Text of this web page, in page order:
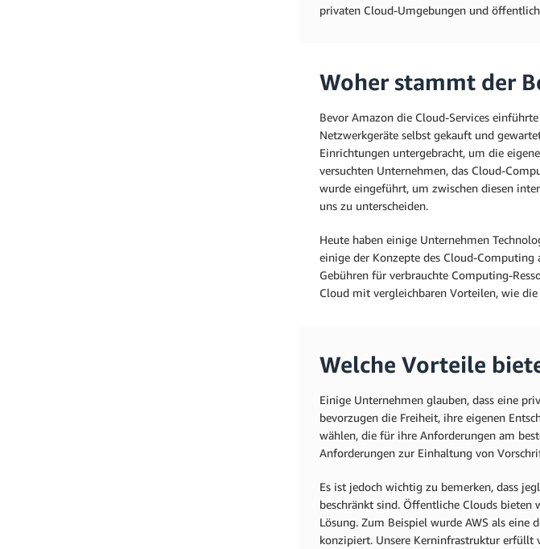
privaten Cloud-Umgebungen und
Woher stammt der
Bevor Amazon die Cloud-Services
Netzwerkgeräte selbst gekauft und
Einrichtungen untergebracht, um die
versuchten Unternehmen, das Cloud-
wurde eingeführt, um zwischen diesen
uns zu unterscheiden.
Heute haben einige Unternehmen
einige der Konzepte des Cloud-Computing
Gebühren für verbrauchte Computing-
Cloud mit vergleichbaren Vorteilen, wie
Welche Vorteile
Einige Unternehmen glauben, dass eine
bevorzugen die Freiheit, ihre eigenen
wählen, die für ihre Anforderungen am
Anforderungen zur Einhaltung von
Es ist jedoch wichtig zu bemerken, dass
beschränkt sind. Öffentliche Clouds
Lösung. Zum Beispiel wurde AWS als
konzipiert. Unsere Kerninfrastruktur erfüllt